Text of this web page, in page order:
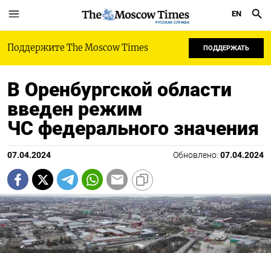
РУССКАЯ СЛУЖБА
EN
Поддержите The Moscow Times ПОДДЕРЖАТЬ
В Оренбургской области
введен режим
ЧС федерального значения
07.04.2024 Обновлено: 07.04.2024